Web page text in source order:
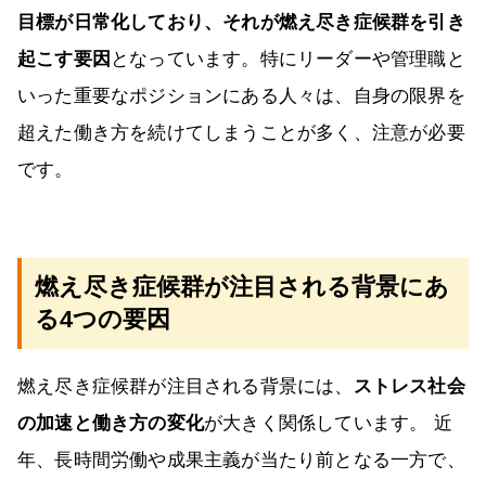
目標が日常化しており、それが燃え尽き症候群を引き
起こす要因 となっています。特にリーダーや管理職と
いった重要なポジションにある人々は、自身の限界を
超えた働き方を続けてしまうことが多く、注意が必要
です。
燃え尽き症候群が注目される背景にあ
る4つの要因
燃え尽き症候群が注目される背景には、 ストレス社会
の加速と働き方の変化が大きく関係しています。 近
年、長時間労働や成果主義が当たり前となる一方で、